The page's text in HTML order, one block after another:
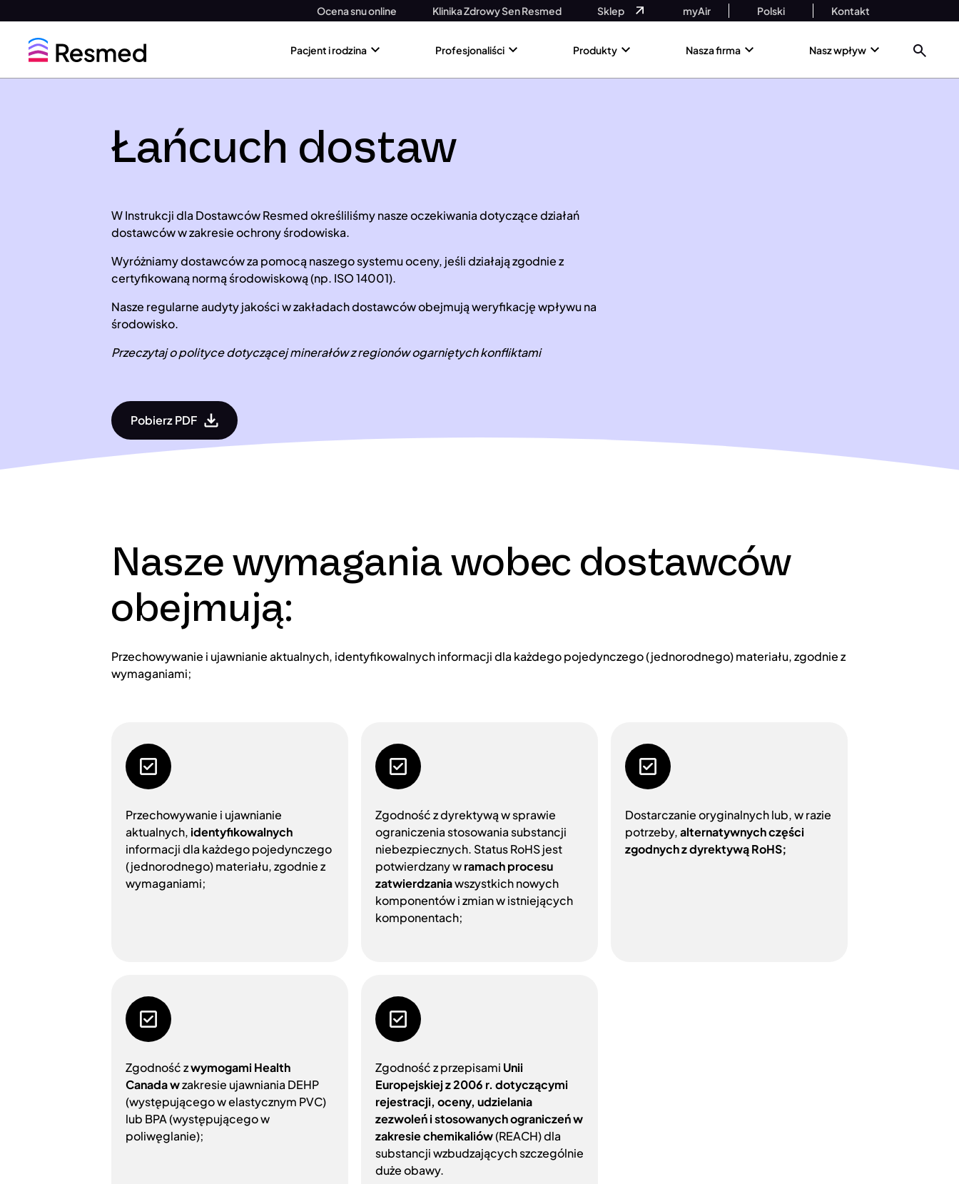
to
menu
to
content
Ocena snu online Klinika Zdrowy Sen Resmed Sklep myAir Polski Kontakt
Pacjent i rodzina Profesjonaliści Produkty Nasza firma Nasz wpływ
Łańcuch dostaw
W Instrukcji dla Dostawców Resmed określiliśmy nasze oczekiwania dotyczące działań
dostawców w zakresie ochrony środowiska.
Wyróżniamy dostawców za pomocą naszego systemu oceny, jeśli działają zgodnie z
certyfikowaną normą środowiskową (np. ISO 14001).
Nasze regularne audyty jakości w zakładach dostawców obejmują weryfikację wpływu na
środowisko.
Przeczytaj o polityce dotyczącej minerałów z regionów ogarniętych konfliktami
Pobierz PDF
Nasze wymagania wobec dostawców
obejmują:
Przechowywanie i ujawnianie aktualnych, identyfikowalnych informacji dla każdego pojedynczego (jednorodnego) materiału, zgodnie z
wymaganiami;
Przechowywanie i ujawnianie
aktualnych, identyfikowalnych
informacji dla każdego pojedynczego
(jednorodnego) materiału, zgodnie z
wymaganiami;
Zgodność z dyrektywą w sprawie
ograniczenia stosowania substancji
niebezpiecznych. Status RoHS jest
potwierdzany wramach procesu
zatwierdzaniawszystkich nowych
komponentów i zmian w istniejących
komponentach;
Dostarczanie oryginalnych lub, w razie
potrzeby,alternatywnych części
zgodnych z dyrektywą RoHS;
Zgodność zwymogami Health
Canadawzakresie ujawniania DEHP
(występującego w elastycznym PVC)
lub BPA (występującego w
poliwęglanie);
Zgodność z przepisami Unii
Europejskiej z 2006 r. dotyczącymi
rejestracji, oceny, udzielania
zezwoleń i stosowanych ograniczeń w
zakresie chemikaliów(REACH) dla
substancji wzbudzających szczególnie
duże obawy.